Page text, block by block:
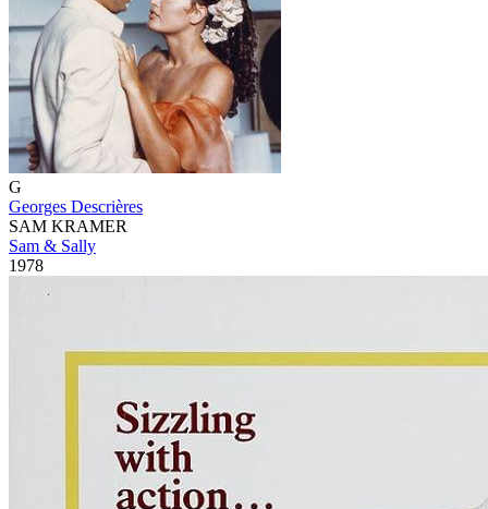
G
Georges Descrières
SAM KRAMER
Sam & Sally
1978